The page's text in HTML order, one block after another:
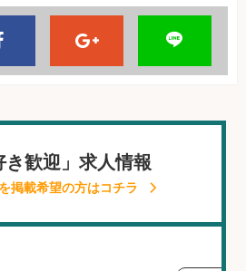
き歓迎」求人情報
掲載希望の方はコチラ